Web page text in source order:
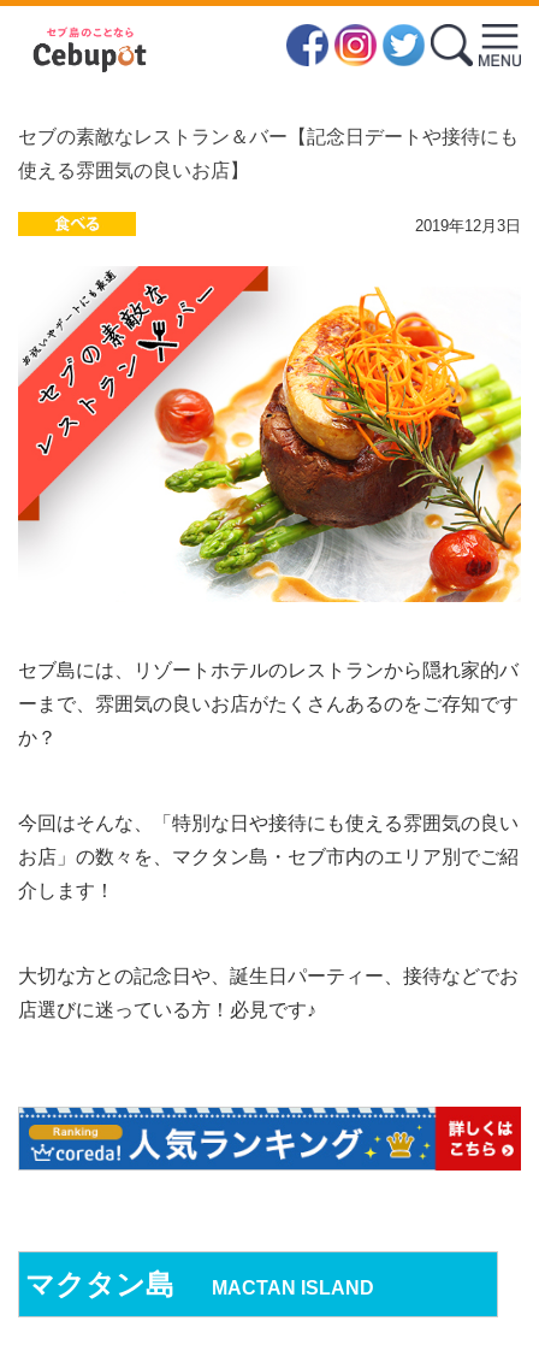
セブの素敵なレストラン＆バー【記念日デートや接待にも
使える雰囲気の良いお店】
2019年12月3日
セブ島には、リゾートホテルのレストランから隠れ家的バ
ーまで、雰囲気の良いお店がたくさんあるのをご存知です
か？
今回はそんな、「特別な日や接待にも使える雰囲気の良い
お店」の数々を、マクタン島・セブ市内のエリア別でご紹
介します！
大切な方との記念日や、誕生日パーティー、接待などでお
店選びに迷っている方！必見です♪
マクタン島 MACTAN ISLAND